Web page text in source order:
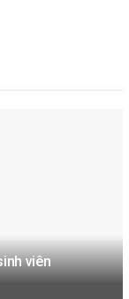
viên